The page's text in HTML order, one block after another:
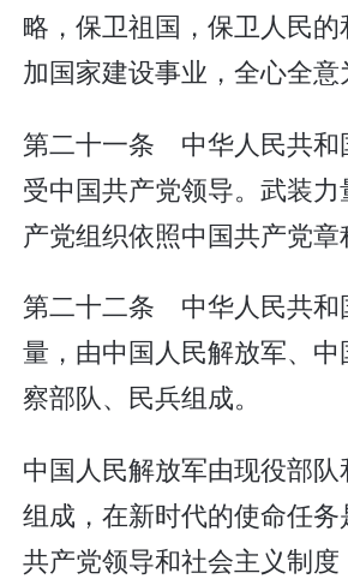
略，保卫祖国，保卫人民
加国家建设事业，全心全意
第二十一条 中华人民共和
受中国共产党领导。武装
产党组织依照中国共产党章
第二十二条 中华人民共和
量，由中国人民解放军、
察部队、民兵组成。
中国人民解放军由现役部队
组成，在新时代的使命任
共产党领导和社会主义制